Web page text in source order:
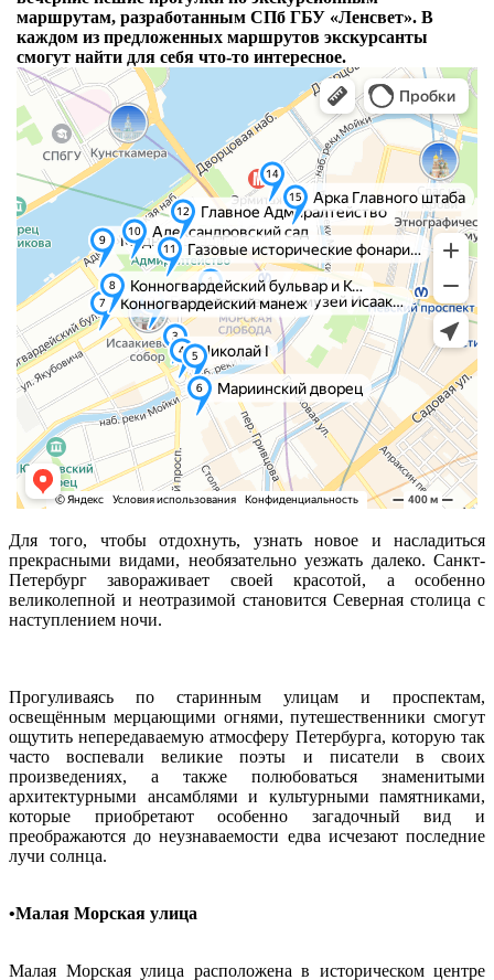
маршрутам, разработанным СПб ГБУ «Ленсвет». В
каждом из предложенных маршрутов экскурсанты
смогут найти для себя что-то интересное.
Для того, чтобы отдохнуть, узнать новое и насладиться
прекрасными видами, необязательно уезжать далеко. Санкт-
Петербург завораживает своей красотой, а особенно
великолепной и неотразимой становится Северная столица с
наступлением ночи.
Прогуливаясь по старинным улицам и проспектам,
освещённым мерцающими огнями, путешественники смогут
ощутить непередаваемую атмосферу Петербурга, которую так
часто воспевали великие поэты и писатели в своих
произведениях, а также полюбоваться знаменитыми
архитектурными ансамблями и культурными памятниками,
которые приобретают особенно загадочный вид и
преображаются до неузнаваемости едва исчезают последние
лучи солнца.
•Малая Морская улица
Малая Морская улица расположена в историческом центре